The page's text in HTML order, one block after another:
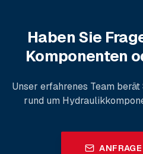
Haben Sie
Komponenten
Unser erfahrenes Team
rund um